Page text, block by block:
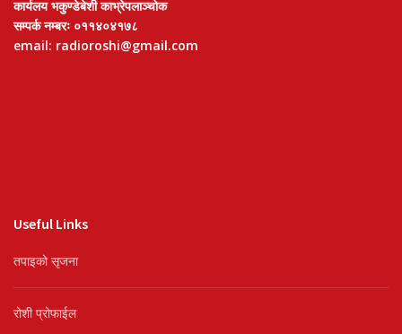
कार्यलय भकुण्डेबेशी काभ्रेपलाञ्चोक
सम्पर्क नम्बरः ०११४०४१७८
email: radioroshi@gmail.com
Useful Links
तपाइको सृजना
रोशी प्रोफाईल